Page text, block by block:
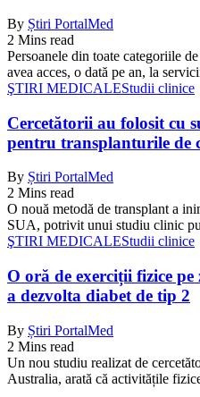
By Știri PortalMed
2 Mins read
Persoanele din toate categoriile
avea acces, o dată pe an, la
ŞTIRI MEDICALEStudii clinice
Cercetătorii au folosit cu
pentru transplanturile de
By Știri PortalMed
2 Mins read
O nouă metodă de transplant a
SUA, potrivit unui studiu clinic
ŞTIRI MEDICALEStudii clinice
O oră de exerciții fizice
a dezvolta diabet de tip 2
By Știri PortalMed
2 Mins read
Un nou studiu realizat de
Australia, arată că activitățile